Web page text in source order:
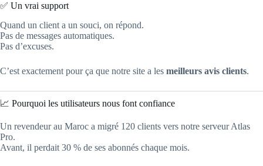
✅ Un vrai support
Quand un client a un souci, on répond.
Pas de messages automatiques.
Pas d’excuses.
C’est exactement pour ça que notre site a les meilleurs avis clients.
📈 Pourquoi les utilisateurs nous font confiance
Un revendeur au Maroc a migré 120 clients vers notre serveur Atlas
Pro.
Avant, il perdait 30 % de ses abonnés chaque mois.